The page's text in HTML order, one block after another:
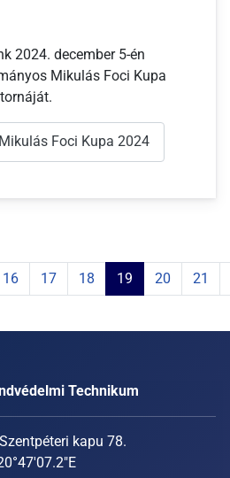
2024. december 5-én
Mikulás Foci Kupa
Foci Kupa 2024
16 17 18 19 20 21
Technikum
kapu 78.